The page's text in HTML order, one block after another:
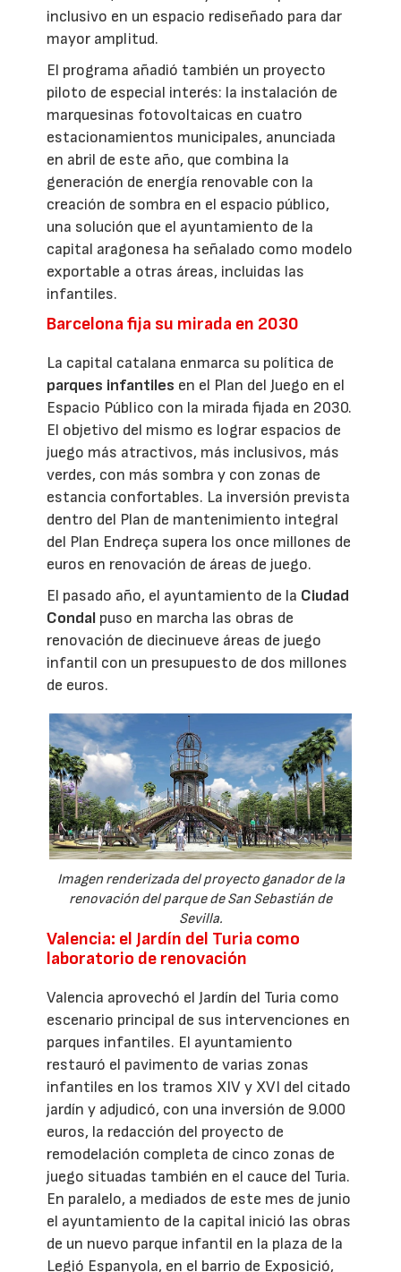
inclusivo en un espacio rediseñado para dar
mayor amplitud.
El programa añadió también un proyecto
piloto de especial interés: la instalación de
marquesinas fotovoltaicas en cuatro
estacionamientos municipales, anunciada
en abril de este año, que combina la
generación de energía renovable con la
creación de sombra en el espacio público,
una solución que el ayuntamiento de la
capital aragonesa ha señalado como modelo
exportable a otras áreas, incluidas las
infantiles.
Barcelona fija su mirada en 2030
La capital catalana enmarca su política de
parques infantiles en el Plan del Juego en el
Espacio Público con la mirada fijada en 2030.
El objetivo del mismo es lograr espacios de
juego más atractivos, más inclusivos, más
verdes, con más sombra y con zonas de
estancia confortables. La inversión prevista
dentro del Plan de mantenimiento integral
del Plan Endreça supera los once millones de
euros en renovación de áreas de juego.
El pasado año, el ayuntamiento de la Ciudad
Condal puso en marcha las obras de
renovación de diecinueve áreas de juego
infantil con un presupuesto de dos millones
de euros.
Imagen renderizada del proyecto ganador de la
renovación del parque de San Sebastián de
Sevilla.
Valencia: el Jardín del Turia como
laboratorio de renovación
Valencia aprovechó el Jardín del Turia como
escenario principal de sus intervenciones en
parques infantiles. El ayuntamiento
restauró el pavimento de varias zonas
infantiles en los tramos XIV y XVI del citado
jardín y adjudicó, con una inversión de 9.000
euros, la redacción del proyecto de
remodelación completa de cinco zonas de
juego situadas también en el cauce del Turia.
En paralelo, a mediados de este mes de junio
el ayuntamiento de la capital inició las obras
de un nuevo parque infantil en la plaza de la
Legió Espanyola, en el barrio de Exposició,